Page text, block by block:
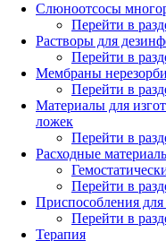
Слюноотсосы
Перейти в
Растворы для
Перейти в
Мембраны
Перейти в
Материалы для
ложек
Перейти в
Расходные
Перейти в
Приспособления
Перейти в
Терапия